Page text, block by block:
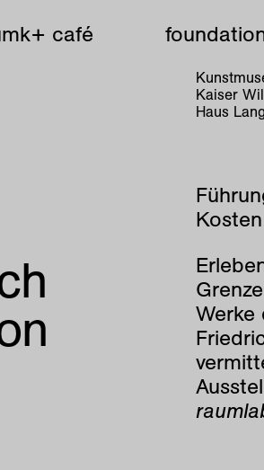
k+ café
Kaiser
Haus
Werke